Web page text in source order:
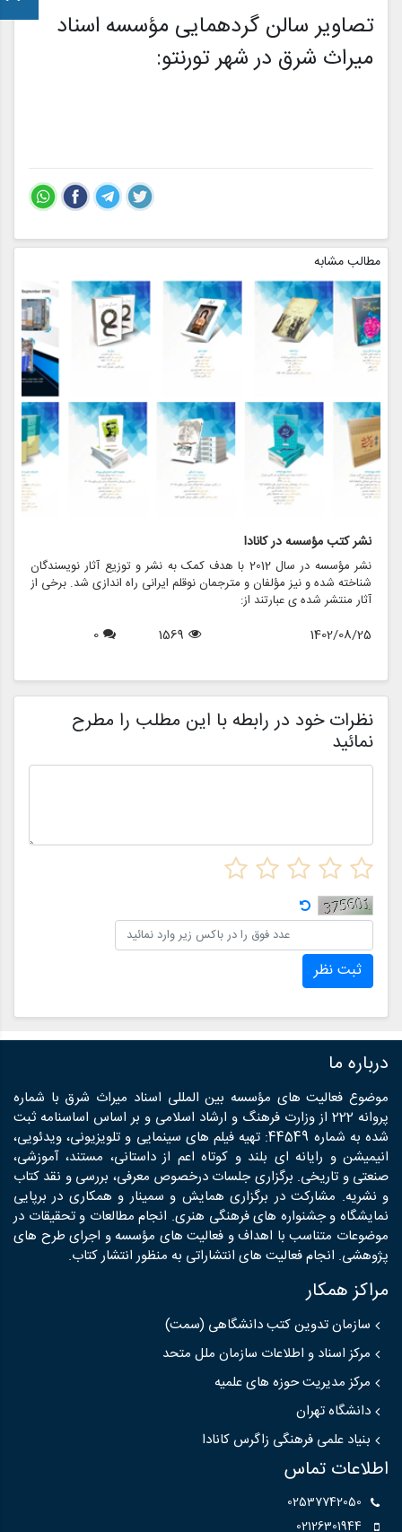
تصاویر سالن گردهمایی مؤسسه اسناد
میراث شرق در شهر تورنتو:
مطالب مشابه
نشر کتب مؤسسه در کانادا
نشر مؤسسه در سال 2012 با هدف کمک به نشر و توزیع آثار نویسندگان
شناخته شده و نیز مؤلفان و مترجمان نوقلم ایرانی راه اندازی شد. برخی از
آثار منتشر شده ی عبارتند از:
1402/08/25
1569
0
نظرات خود در رابطه با این مطلب را مطرح
نمائید
ثبت نظر
درباره ما
موضوع فعالیت های مؤسسه بین المللی اسناد میراث شرق با شماره
پروانه 222 از وزارت فرهنگ و ارشاد اسلامی و بر اساس اساسنامه ثبت
شده به شماره 44549: تهیه فیلم های سینمایی و تلویزیونی، ویدئویی،
انیمیشن و رایانه ای بلند و کوتاه اعم از داستانی، مستند، آموزشی،
صنعتی و تاریخی. برگزاری جلسات درخصوص معرفی، بررسی و نقد کتاب
و نشریه. مشارکت در برگزاری همایش و سمینار و همکاری در برپایی
نمایشگاه و جشنواره های فرهنگی هنری. انجام مطالعات و تحقیقات در
موضوعات متناسب با اهداف و فعالیت های مؤسسه و اجرای طرح های
پژوهشی. انجام فعالیت های انتشاراتی به منظور انتشار کتاب.
مراکز همکار
سازمان تدوین کتب دانشگاهی (سمت)
مرکز اسناد و اطلاعات سازمان ملل متحد
مرکز مدیریت حوزه های علمیه
دانشگاه تهران
بنیاد علمی فرهنگی زاگرس کانادا
اطلاعات تماس
02537742050
02126301944